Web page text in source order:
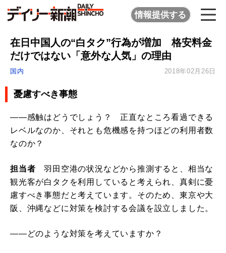
情報提供する
在日中国人の“白タク”行為が増加 格安料金
だけではない「意外な人気」の理由
国内 2018年02月26日
憂慮すべき事態
――感触はどうでしょう？ 正直なところ看過できる
レベルなのか、それとも危機感を持つほどの利用者数
なのか？
担当者羽田空港の状況などから推測すると、相当な
観光客が白タクを利用していると考えられ、真剣に憂
慮すべき事態だと考えています。そのため、東京や大
阪、沖縄などに対策を検討する会議を設立しました。
――どのような対策を考えていますか？